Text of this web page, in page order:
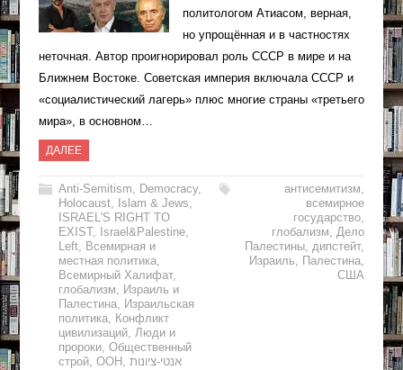
политологом Атиасом, верная,
но упрощённая и в частностях
неточная. Автор проигнорировал роль СССР в мире и на
Ближнем Востоке. Советская империя включала СССР и
«социалистический лагерь» плюс многие страны «третьего
мира», в основном…
ДАЛЕЕ
Anti-Semitism, Democracy,
Holocaust, Islam & Jews,
ISRAEL'S RIGHT TO
EXIST, Israel&Palestine,
Left, Всемирная и
местная политика,
Всемирный Халифат,
глобализм, Израиль и
Палестина, Израильская
политика, Конфликт
цивилизаций, Люди и
пророки, Общественный
строй, ООН , אנטי-ציונות
антисемитизм,
всемирное
государство,
глобализм,Дело
Палестины,дипстейт,
Израиль, Палестина,
США